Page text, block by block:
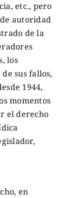
etc., pero
autoridad
de la
los
sus fallos,
1944,
momentos
el derecho
en